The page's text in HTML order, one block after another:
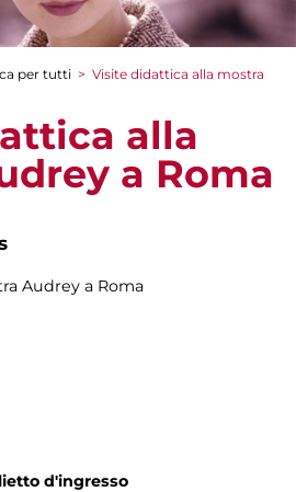
per tutti > Visite didattica alla mostra
alla
a Roma
Audrey a Roma
d'ingresso